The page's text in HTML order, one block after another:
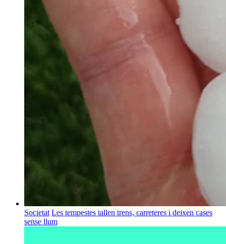
Societat Les tempestes tallen trens, carreteres i deixen cases
sense llum